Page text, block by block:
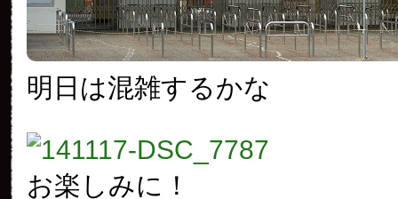
明日は混雑するかな
お楽しみに！